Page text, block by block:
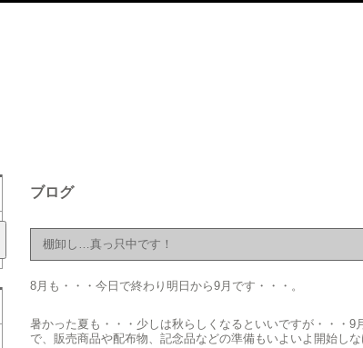
ブログ
棚卸し…真っ只中です！
8月も・・・今日で終わり明日から9月です・・・。
暑かった夏も・・・少しは秋らしくなるといいですが・・・
で、販売商品や配布物、記念品などの準備もいよいよ開始しな